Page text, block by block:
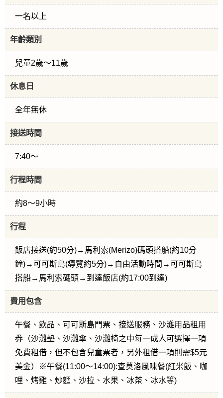
一名以上
年齡類別
兒童2歲～11歲
休息日
全年無休
接送時間
7:40～
行程時間
約8～9小時
行程
飯店接送(約50分)→馬利索(Merizo)碼頭搭船(約10分
鐘)→可可斯島(導覽約5分)→自由活動時間→可可斯島
搭船→馬利索碼頭→到達飯店(約17:00到達)
費用包含
午餐、飲品、可可斯島門票、接送服務、沙灘用品租用
券（沙灘墊、沙灘傘、沙灘椅之中每一成人可選擇一項
免費租借，但不包含兒童票者，另外租借一項則需$5元
美金）※午餐(11:00～14:00):查莫洛風味餐(紅米飯、咖
哩、烤雞、炒麵、沙拉、水果、冰茶、冰水等)